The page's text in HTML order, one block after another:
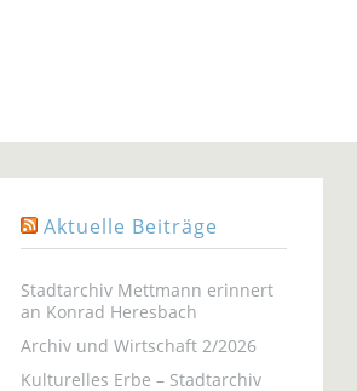
Aktuelle Beiträge
Stadtarchiv Mettmann erinnert
an Konrad Heresbach
Archiv und Wirtschaft 2/2026
Kulturelles Erbe – Stadtarchiv